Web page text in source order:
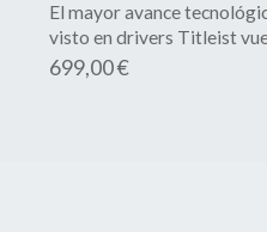
El mayor avance
visto en drivers Titleist
699,00 €